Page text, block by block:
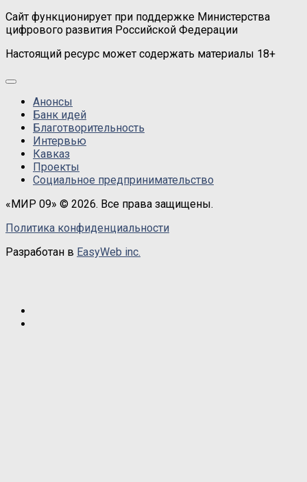
Сайт функционирует при поддержке Министерства
цифрового развития Российской Федерации
Настоящий ресурс может содержать материалы 18+
Анонсы
Банк идей
Благотворительность
Интервью
Кавказ
Проекты
Социальное предпринимательство
«МИР 09» © 2026. Все права защищены.
Политика конфиденциальности
Разработан в EasyWeb inc.